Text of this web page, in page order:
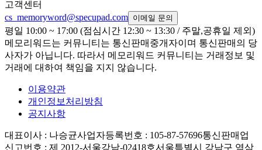
고객센터
cs_memoryword@specupad.com 이메일 문의
평일 10:00 ~ 17:00 (점심시간 12:30 ~ 13:30 / 주말,공휴일 제외)
메모리워드는 커뮤니티는 통신판매중개자이며 통신판매의 당
사자가 아닙니다. 따라서 메모리워드 커뮤니티는 거래정보 및
거래에 대하여 책임을 지지 않습니다.
이용약관
개인정보처리방침
공지사항
대표이사 : 나승균사업자등록번호 : 105-87-57696통신판매업
신고번호 : 제 2012-서울강남-02418호서울특별시 강남구 역삼